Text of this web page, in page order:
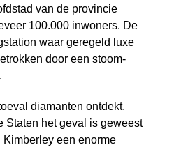
van de provincie
100.000 inwoners. De
waar geregeld luxe
door een stoom­
diamanten ontdekt.
Staten het geval is geweest
Kimberley een enorme